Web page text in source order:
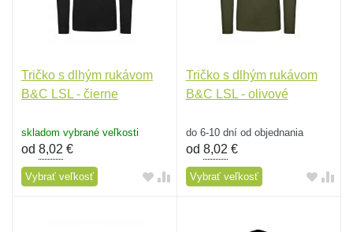
Tričko s dlhým rukávom
B&C LSL - čierne
skladom vybrané veľkosti
od 8,02 €
Vybrať veľkosť
Tričko s dlhým rukávom
B&C LSL - olivové
do 6-10 dní od objednania
od 8,02 €
Vybrať veľkosť